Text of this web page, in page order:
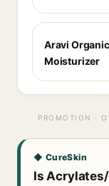
Aravi
Moisturizer
PROMOTION ·
◆ CureSkin
Is